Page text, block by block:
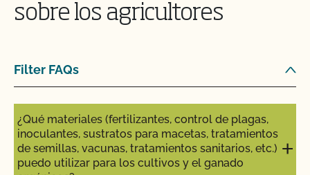
¿Puedo consultar mis saldos pendientes con el
CCOF y pagar en línea?
transformación?
¡CCOF proporciona formación individualizada
sobre cómo mantener su Plan de Sistema
Orgánico en nuestros sistemas!
sobre los agricultores
Filter FAQs
¿Cuál es la cuota anual del programa de
transición certificado por el CCOF?
¿Cuál es la diferencia entre un animal "en
¿Qué materiales (fertilizantes, control de plagas,
inoculantes, sustratos para macetas, tratamientos
de semillas, vacunas, tratamientos sanitarios, etc.)
puedo utilizar para los cultivos y el ganado